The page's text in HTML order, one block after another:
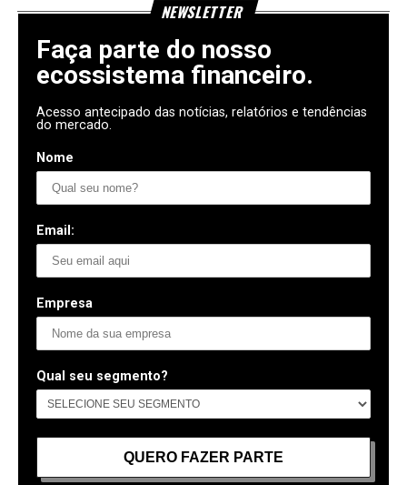
NEWSLETTER
Faça parte do nosso
ecossistema financeiro.
Acesso antecipado das notícias, relatórios e tendências
do mercado.
Nome
Email:
Empresa
Qual seu segmento?